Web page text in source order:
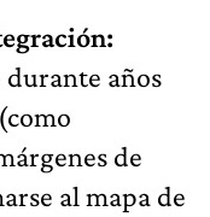
años
de
al mapa de